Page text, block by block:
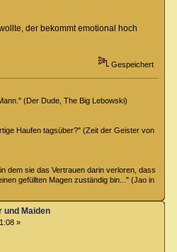
der bekommt emotional hoch
Gespeichert
(Der Dude, The Big Lebowski)
Haufen tagsüber?" (Zeit der Geister von
dem sie das Vertrauen darin verloren, dass
gefüllten Magen zuständig bin..." (Jao in
und Maiden
»